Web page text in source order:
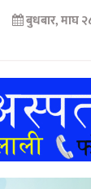
बुधबार, माघ